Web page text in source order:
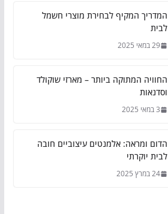
המדריך המקיף לבחירת מוצרי חשמל
לבית
29 במאי 2025
החוויה המתוקה ביותר – מארזי שוקולד
וסדנאות
3 במאי 2025
הדום ומראה: אלמנטים עיצוביים חובה
לבית יוקרתי
24 במרץ 2025